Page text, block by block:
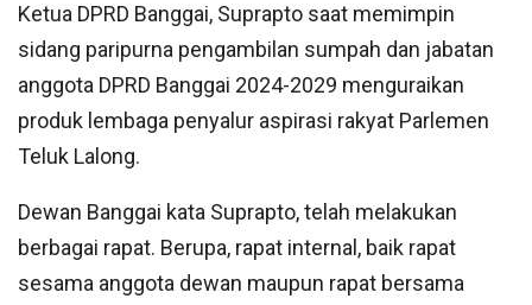
Ketua DPRD Banggai, Suprapto saat memimpin
sidang paripurna pengambilan sumpah dan jabatan
anggota DPRD Banggai 2024-2029 menguraikan
produk lembaga penyalur aspirasi rakyat Parlemen
Teluk Lalong.
Dewan Banggai kata Suprapto, telah melakukan
berbagai rapat. Berupa, rapat internal, baik rapat
sesama anggota dewan maupun rapat bersama